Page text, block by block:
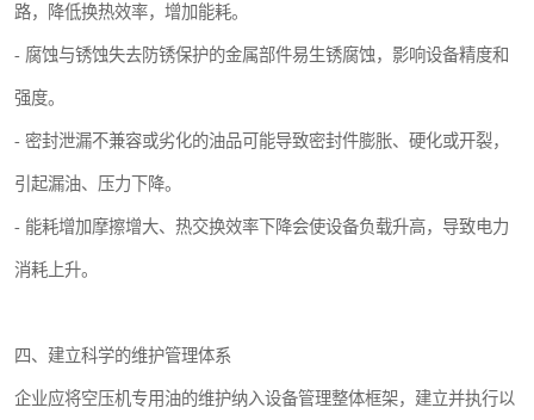
路，降低换热效率，增加能耗。
- 腐蚀与锈蚀失去防锈保护的金属部件易生锈腐蚀，影响设备精度和
强度。
- 密封泄漏不兼容或劣化的油品可能导致密封件膨胀、硬化或开裂，
引起漏油、压力下降。
- 能耗增加摩擦增大、热交换效率下降会使设备负载升高，导致电力
消耗上升。
四、建立科学的维护管理体系
企业应将空压机专用油的维护纳入设备管理整体框架，建立并执行以